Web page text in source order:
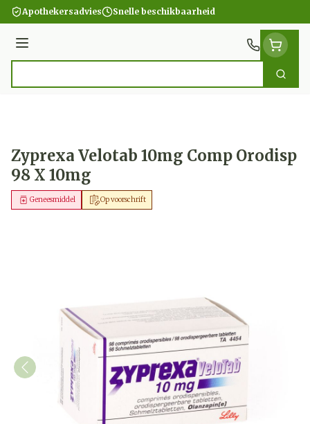
Ga naar de inhoud
Apothekersadvies Snelle beschikbaarheid
Menu
Zoek
Zyprexa Velotab 10mg Comp Orodisp
98 X 10mg
Op voorschrift
Geneesmiddel